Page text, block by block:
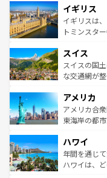
いる。シャ
香り高いラ
らに、パリ
れる地方に
を参照して
顔を持つこ
ルリンの文
してライン
は、お酒好きな
ドイツ情報は
イギリス
イギリスは
トミンスタ
リアごとに
ティー、ビ
戦など、本
ンツ一覧を
スイス
スイスの国
な交通網が
の建物がそ
博物館もあ
ことができ
ば市内交通費
着のスイス
アメリカ
アメリカ合
東海岸の都
のような巨
ンメントが
西部には大
ハワイ
年間を通じ
ハワイは、